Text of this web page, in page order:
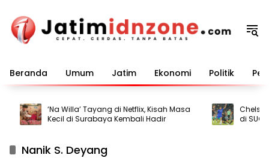
konten
Beranda Umum Jatim Ekonomi Politik
‘Na Willa’ Tayang di Netflix, Kisah Masa
Kecil di Surabaya Kembali Hadir
Chelsea
di SUGBK
Nanik S. Deyang